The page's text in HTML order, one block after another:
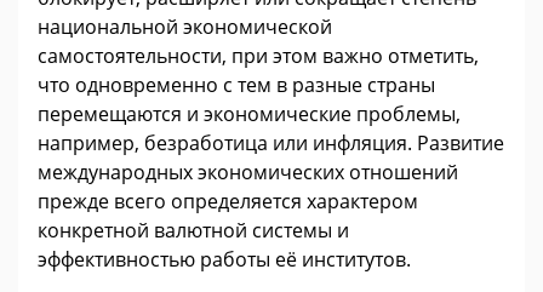
национальной экономической
самостоятельности, при этом важно отметить,
что одновременно с тем в разные страны
перемещаются и экономические проблемы,
например, безработица или инфляция. Развитие
международных экономических отношений
прежде всего определяется характером
конкретной валютной системы и
эффективностью работы её институтов.